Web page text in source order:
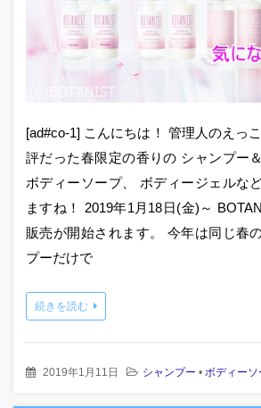
[ad#co-1] こんにちは！ 管理人のえっ
評だった春限定の香りの シャンプー
ボディーソープ、 ボディージェルな
ますね！ 2019年1月18日(金)～
販売が開始されます。 今年は同じ春
プーだけで
続きを読む
2019年1月11日 シャンプー • ボディーソ